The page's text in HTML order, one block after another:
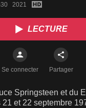
2021
LECTURE
Se connecter Partager
Springsteen et du
et 22 septembre